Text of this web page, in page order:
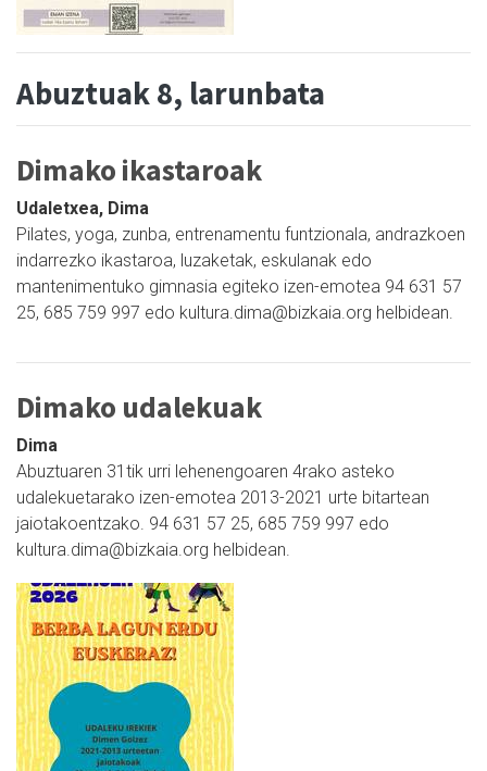
Abuztuak 8, larunbata
Dimako ikastaroak
Udaletxea, Dima
Pilates, yoga, zunba, entrenamentu funtzionala, andrazkoen
indarrezko ikastaroa, luzaketak, eskulanak edo
mantenimentuko gimnasia egiteko izen-emotea 94 631 57
25, 685 759 997 edo kultura.dima@bizkaia.org helbidean.
Dimako udalekuak
Dima
Abuztuaren 31tik urri lehenengoaren 4rako asteko
udalekuetarako izen-emotea 2013-2021 urte bitartean
jaiotakoentzako. 94 631 57 25, 685 759 997 edo
kultura.dima@bizkaia.org helbidean.